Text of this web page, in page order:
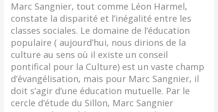
Marc Sangnier, tout comme Léon Harmel,
constate la disparité et l’inégalité entre les
classes sociales. Le domaine de l’éducation
populaire ( aujourd’hui, nous dirions de la
culture au sens où il existe un conseil
pontifical pour la Culture) est un vaste champ
d’évangélisation, mais pour Marc Sangnier, il
doit s’agir d’une éducation mutuelle. Par le
cercle d’étude du Sillon, Marc Sangnier